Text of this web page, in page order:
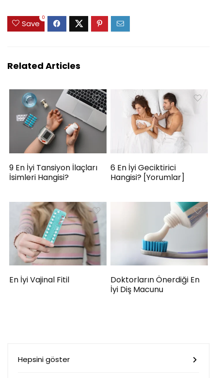
Save
0
Related Articles
9 En İyi Tansiyon İlaçları
İsimleri Hangisi?
6 En İyi Geciktirici
Hangisi? [Yorumlar]
En İyi Vajinal Fitil
Doktorların Önerdiği En
İyi Diş Macunu
Hepsini göster